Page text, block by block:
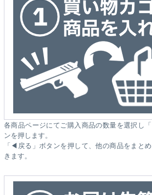
各商品ページにてご購入商品の数量を選択し
ンを押します。
「◀戻る」ボタンを押して、他の商品をまと
きます。